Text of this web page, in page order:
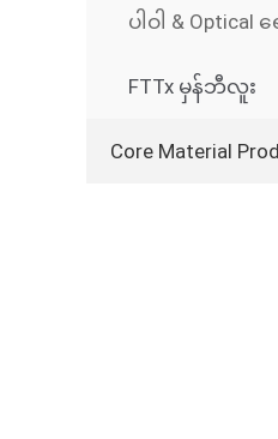
ပါဝါ & Optical
FTTx မှန်ဘီလူး
Core Material